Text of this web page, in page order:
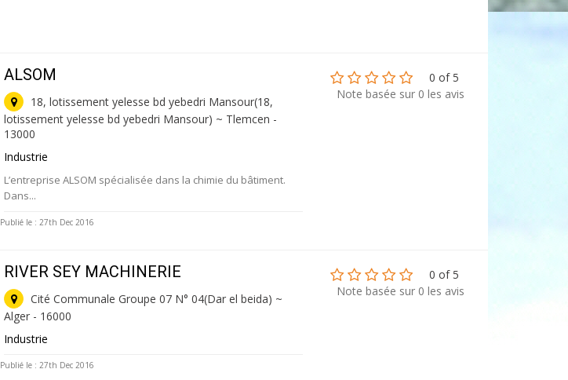
ALSOM
18, lotissement yelesse bd yebedri Mansour(18,
lotissement yelesse bd yebedri Mansour) ~ Tlemcen -
13000
Industrie
L’entreprise ALSOM spécialisée dans la chimie du bâtiment.
Dans...
Publié le : 27th Dec 2016
0 of 5
Note basée sur 0 les avis
RIVER SEY MACHINERIE
Cité Communale Groupe 07 N° 04(Dar el beida) ~
Alger - 16000
Industrie
Publié le : 27th Dec 2016
0 of 5
Note basée sur 0 les avis